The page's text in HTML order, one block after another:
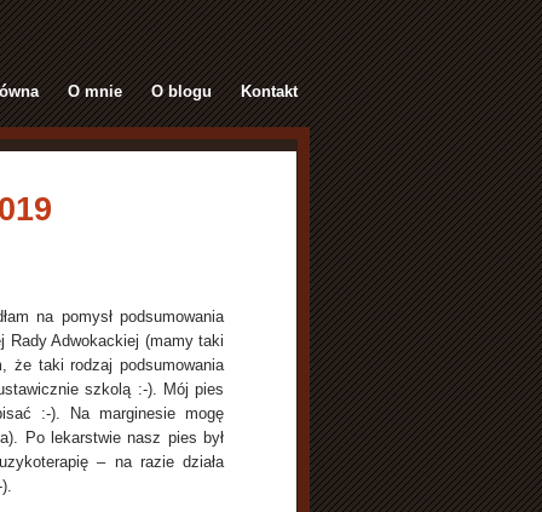
O mnie O blogu Kontakt
na pomysł podsumowania
Rady Adwokackiej (mamy taki
że taki rodzaj podsumowania
szkolą :-). Mój pies
:-). Na marginesie mogę
Po lekarstwie nasz pies był
– na razie działa